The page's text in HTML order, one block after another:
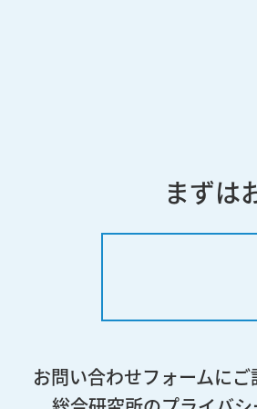
まずは
お問い合わせフォームに